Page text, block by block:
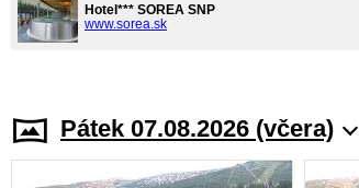
Hotel*** SOREA SNP
www.sorea.sk
Pátek 07.08.2026 (včera)